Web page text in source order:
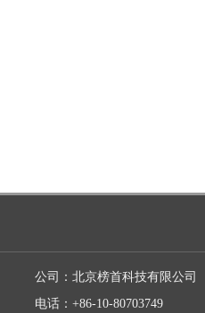
公司： 北京榜首科技有限公司
电话： +86-10-80703749